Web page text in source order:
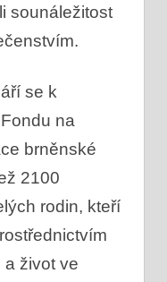
sounáležitost
se k
na
brněnské
2100
rodin, kteří
život ve